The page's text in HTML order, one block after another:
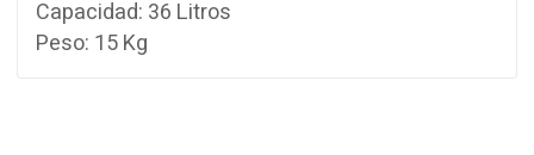
Capacidad: 36 Litros
Peso: 15 Kg